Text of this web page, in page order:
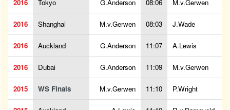
2016 Tokyo G.Anderson 08:06 M.v.Gerwen
2016 Shanghai M.v.Gerwen 08:03 J.Wade
2016 Auckland G.Anderson 11:07 A.Lewis
2016 Dubai G.Anderson 11:09 M.v.Gerwen
2015 WS Finals M.v.Gerwen 11:10 P.Wright